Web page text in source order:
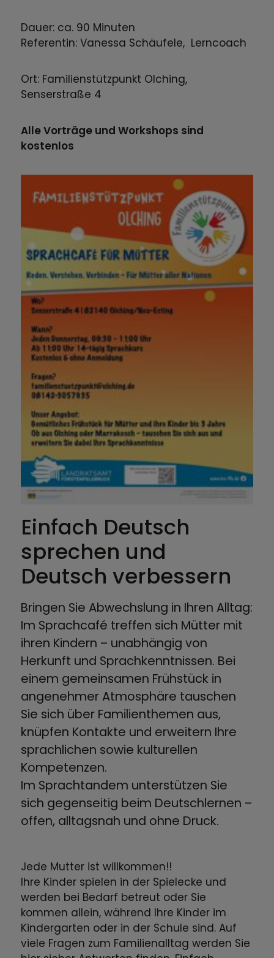
Dauer: ca. 90 Minuten
Referentin: Vanessa Schäufele, Lerncoach
Ort: Familienstützpunkt Olching,
Senserstraße 4
Alle Vorträge und Workshops sind
kostenlos
Einfach Deutsch
sprechen und
Deutsch verbessern
Bringen Sie Abwechslung in Ihren Alltag:
Im Sprachcafé treffen sich Mütter mit
ihren Kindern – unabhängig von
Herkunft und Sprachkenntnissen. Bei
einem gemeinsamen Frühstück in
angenehmer Atmosphäre tauschen
Sie sich über Familienthemen aus,
knüpfen Kontakte und erweitern Ihre
sprachlichen sowie kulturellen
Kompetenzen.
Im Sprachtandem unterstützen Sie
sich gegenseitig beim Deutschlernen –
offen, alltagsnah und ohne Druck.
Jede Mutter ist willkommen!!
Ihre Kinder spielen in der Spielecke und
werden bei Bedarf betreut oder Sie
kommen allein, während Ihre Kinder im
Kindergarten oder in der Schule sind. Auf
viele Fragen zum Familienalltag werden Sie